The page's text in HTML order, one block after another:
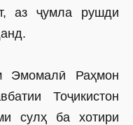
аз ҷумла рушди
Эмомалӣ Раҳмон
Тоҷикистон
сулҳ ба хотири